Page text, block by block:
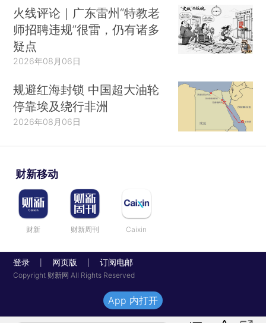
火线评论｜广东雷州“特教老
师招聘违规”很雷，仍有诸多
疑点
2026年08月06日
规避红海封锁 中国超大油轮
停靠埃及绕行非洲
2026年08月06日
财新移动
财新 财新周刊 Caixin
登录 网页版 订阅电邮
Copyright 财新网 All Rights Reserved
App 内打开